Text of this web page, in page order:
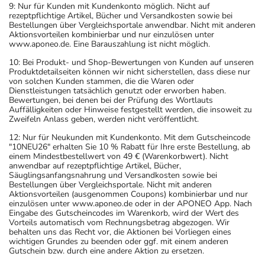
9: Nur für Kunden mit Kundenkonto möglich. Nicht auf
rezeptpflichtige Artikel, Bücher und Versandkosten sowie bei
Bestellungen über Vergleichsportale anwendbar. Nicht mit anderen
Aktionsvorteilen kombinierbar und nur einzulösen unter
www.aponeo.de. Eine Barauszahlung ist nicht möglich.
10: Bei Produkt- und Shop-Bewertungen von Kunden auf unseren
Produktdetailseiten können wir nicht sicherstellen, dass diese nur
von solchen Kunden stammen, die die Waren oder
Dienstleistungen tatsächlich genutzt oder erworben haben.
Bewertungen, bei denen bei der Prüfung des Wortlauts
Auffälligkeiten oder Hinweise festgestellt werden, die insoweit zu
Zweifeln Anlass geben, werden nicht veröffentlicht.
12: Nur für Neukunden mit Kundenkonto. Mit dem Gutscheincode
"10NEU26" erhalten Sie 10 % Rabatt für Ihre erste Bestellung, ab
einem Mindestbestellwert von 49 € (Warenkorbwert). Nicht
anwendbar auf rezeptpflichtige Artikel, Bücher,
Säuglingsanfangsnahrung und Versandkosten sowie bei
Bestellungen über Vergleichsportale. Nicht mit anderen
Aktionsvorteilen (ausgenommen Coupons) kombinierbar und nur
einzulösen unter www.aponeo.de oder in der APONEO App. Nach
Eingabe des Gutscheincodes im Warenkorb, wird der Wert des
Vorteils automatisch vom Rechnungsbetrag abgezogen. Wir
behalten uns das Recht vor, die Aktionen bei Vorliegen eines
wichtigen Grundes zu beenden oder ggf. mit einem anderen
Gutschein bzw. durch eine andere Aktion zu ersetzen.